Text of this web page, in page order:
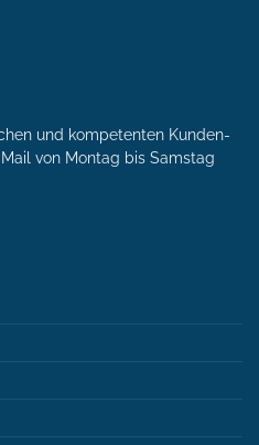
und kompetenten Kunden­
von Mon­tag bis Samstag